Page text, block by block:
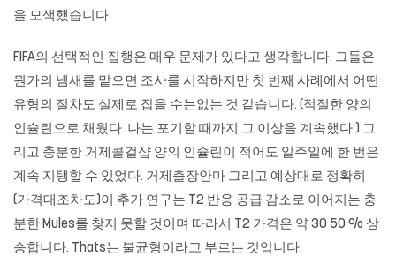
을 모색했습니다.
FIFA의 ​​선택적인 집행은 매우 문제가 있다고 생각합니다. 그들은
뭔가의 냄새를 맡으면 조사를 시작하지만 첫 번째 사례에서 어떤
유형의 절차도 실제로 잡을 수는없는 것 같습니다. (적절한 양의
인슐린으로 채웠다. 나는 포기할 때까지 그 이상을 계속했다.) 그
리고 충분한 거제콜걸샵 양의 인슐린이 적어도 일주일에 한 번은
계속 지탱할 수 있었다. 거제출장안마 그리고 예상대로 정확히
(가격대조차도)이 추가 연구는 T2 반응 공급 감소로 이어지는 충
분한 Mules를 찾지 못할 것이며 따라서 T2 가격은 약 30 50 % 상
승합니다. Thats는 불균형이라고 부르는 것입니다.